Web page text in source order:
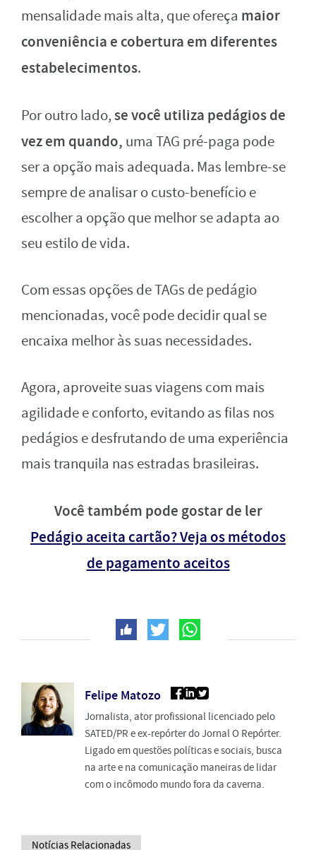
mensalidade mais alta, que ofereça maior
conveniência e cobertura em diferentes
estabelecimentos.
Por outro lado,se você utiliza pedágios de
vez em quando, uma TAG pré-paga pode
ser a opção mais adequada. Mas lembre-se
sempre de analisar o custo-benefício e
escolher a opção que melhor se adapta ao
seu estilo de vida.
Com essas opções de TAGs de pedágio
mencionadas, você pode decidir qual se
encaixa melhor às suas necessidades.
Agora, aproveite suas viagens com mais
agilidade e conforto, evitando as filas nos
pedágios e desfrutando de uma experiência
mais tranquila nas estradas brasileiras.
Você também pode gostar de ler
Pedágio aceita cartão? Veja os métodos
de pagamento aceitos
Felipe Matozo
Jornalista, ator profissional licenciado pelo
SATED/PR e ex-repórter do Jornal O Repórter.
Ligado em questões políticas e sociais, busca
na arte e na comunicação maneiras de lidar
com o incômodo mundo fora da caverna.
Notícias Relacionadas